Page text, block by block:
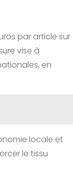
par article sur
vise à
en
locale et
le tissu